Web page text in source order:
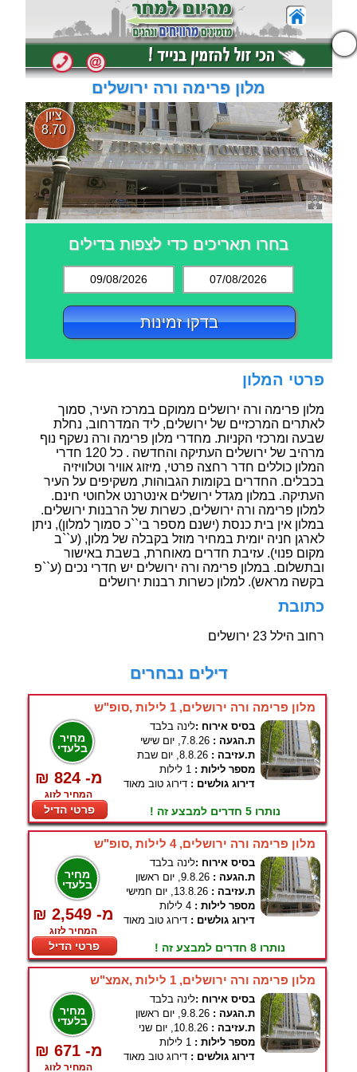
מלון פרימה ורה ירושלים
ציון
8.70
בחרו תאריכים כדי לצפות בדילים
09/08/2026 07/08/2026
בדקו זמינות
פרטי המלון
מלון פרימה ורה ירושלים ממוקם במרכז העיר, סמוך
לאתרים המרכזיים של ירושלים, ליד המדרחוב, נחלת
שבעה ומרכזי הקניות. מחדרי מלון פרימה ורה נשקף נוף
מרהיב של ירושלים העתיקה והחדשה . כל 120 חדרי
המלון כוללים חדר רחצה פרטי, מיזוג אוויר וטלוויזיה
בכבלים. החדרים בקומות הגבוהות, משקיפים על העיר
העתיקה. במלון מגדל ירושלים אינטרנט אלחוטי חינם.
למלון פרימה ורה ירושלים, כשרות של הרבנות ירושלים.
במלון אין בית כנסת (ישנם מספר בי``כ סמוך למלון), ניתן
לארגן חניה יומית במחיר מוזל בקבלה של מלון, (ע``ב
מקום פנוי). עזיבת חדרים מאוחרת, בשבת באישור
ובתשלום. במלון פרימה ורה ירושלים יש חדרי נכים (ע``פ
בקשה מראש). למלון כשרות רבנות ירושלים
כתובת
רחוב הילל 23 ירושלים
דילים נבחרים
מלון פרימה ורה ירושלים, 1 לילות ,סופ"ש
מחיר
בלעדי
₪ 824 -מ
המחיר לזוג
פרטי הדיל
בסיס אירוח :לינה בלבד
ת.הגעה : 7.8.26, יום שישי
ת.עזיבה : 8.8.26, יום שבת
מספר לילות : 1 לילות
דירוג גולשים : דירוג טוב מאוד
נותרו 5 חדרים למבצע זה !
מלון פרימה ורה ירושלים, 4 לילות ,סופ"ש
מחיר
בלעדי
₪ 2,549 -מ
המחיר לזוג
פרטי הדיל
בסיס אירוח :לינה בלבד
ת.הגעה : 9.8.26, יום ראשון
ת.עזיבה : 13.8.26, יום חמישי
מספר לילות : 4 לילות
דירוג גולשים : דירוג טוב מאוד
נותרו 8 חדרים למבצע זה !
מלון פרימה ורה ירושלים, 1 לילות ,אמצ"ש
מחיר
בלעדי
₪ 671 -מ
המחיר לזוג
בסיס אירוח :לינה בלבד
ת.הגעה : 9.8.26, יום ראשון
ת.עזיבה : 10.8.26, יום שני
מספר לילות : 1 לילות
דירוג גולשים : דירוג טוב מאוד
נגישות
נגישות